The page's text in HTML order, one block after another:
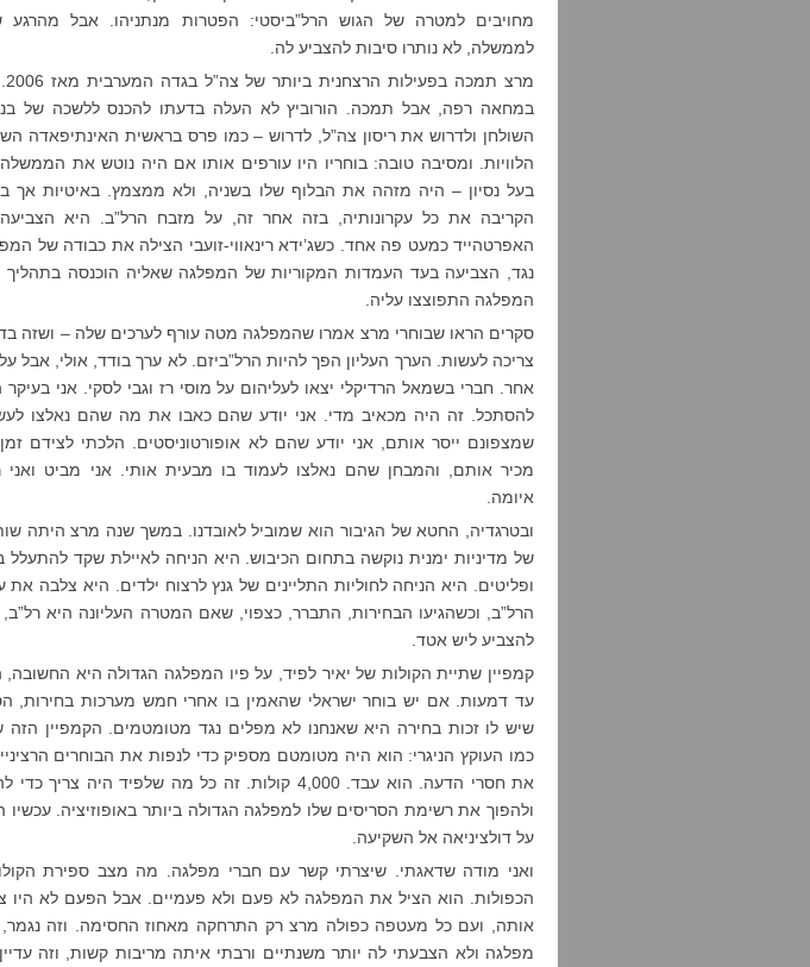
מחויבים למטרה של הגוש הרל”ביסטי: הפטרות מנתניהו. אבל מהרגע
לממשלה, לא נותרו סיבות להצביע לה.
במחאה רפה, אבל תמכה. הורוביץ לא העלה בדעתו להכנס ללשכה של
השולחן ולדרוש את ריסון צה”ל, לדרוש – כמו פרס בראשית האינתיפאדה
הלוויות. ומסיבה טובה: בוחריו היו עורפים אותו אם היה נוטש את
בעל נסיון – היה מזהה את הבלוף שלו בשניה, ולא ממצמץ. באיטיות אך
הקריבה את כל עקרונותיה, בזה אחר זה, על מזבח הרל”ב. היא
האפרטהייד כמעט פה אחד. כשג’ידא רינאווי-זועבי הצילה את כבודה של
נגד, הצביעה בעד העמדות המקוריות של המפלגה שאליה הוכנסה בתהליך
המפלגה התפוצצו עליה.
סקרים הראו שבוחרי מרצ אמרו שהמפלגה מטה עורף לערכים שלה – ושזה
צריכה לעשות. הערך העליון הפך להיות הרל”ביזם. לא ערך בודד, אולי, אבל
אחר. חברי בשמאל הרדיקלי יצאו לעליהום על מוסי רז וגבי לסקי. אני
להסתכל. זה היה מכאיב מדי. אני יודע שהם כאבו את מה שהם נאלצו
שמצפונם ייסר אותם, אני יודע שהם לא אופורטוניסטים. הלכתי לצידם
מכיר אותם, והמבחן שהם נאלצו לעמוד בו מבעית אותי. אני מביט ואני
איומה.
ובטרגדיה, החטא של הגיבור הוא שמוביל לאובדנו. במשך שנה מרצ היתה
של מדיניות ימנית נוקשה בתחום הכיבוש. היא הניחה לאיילת שקד להתעלל
ופליטים. היא הניחה לחוליות התליינים של גנץ לרצוח ילדים. היא צלבה
הרל”ב, וכשהגיעו הבחירות, התברר, כצפוי, שאם המטרה העליונה היא
להצביע ליש אטד.
קמפיין שתיית הקולות של יאיר לפיד, על פיו המפלגה הגדולה היא
עד דמעות. אם יש בוחר ישראלי שהאמין בו אחרי חמש מערכות בחירות,
שיש לו זכות בחירה היא שאנחנו לא מפלים נגד מטומטמים. הקמפיין הזה
כמו העוקץ הניגרי: הוא היה מטומטם מספיק כדי לנפות את הבוחרים
את חסרי הדעה. הוא עבד. 4,000 קולות. זה כל מה שלפיד היה
ולהפוך את רשימת הסריסים שלו למפלגה הגדולה ביותר באופוזיציה. עכשיו
על דולציניאה אל השקיעה.
ואני מודה שדאגתי. שיצרתי קשר עם חברי מפלגה. מה מצב ספירת
הכפולות. הוא הציל את המפלגה לא פעם ולא פעמיים. אבל הפעם לא היו
אותה, ועם כל מעטפה כפולה מרצ רק התרחקה מאחוז החסימה. וזה נגמר,
מפלגה ולא הצבעתי לה יותר משנתיים ורבתי איתה מריבות קשות, וזה